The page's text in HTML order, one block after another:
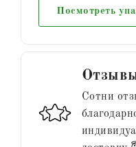
Посмотреть
Сотни